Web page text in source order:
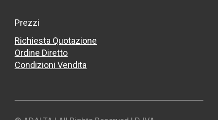
Prezzi
Richiesta Quotazione
Ordine Diretto
Condizioni Vendita